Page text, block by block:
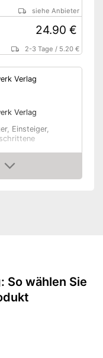
siehe Anbieter
24.90 €
2-3 Tage / 5.20 €
Verlag
Verlag
Einsteiger,
x 24.3 cm
So wählen Sie